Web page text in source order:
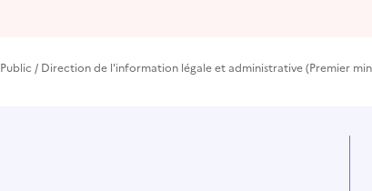
/ Direction de l'information légale et administrative (Premier